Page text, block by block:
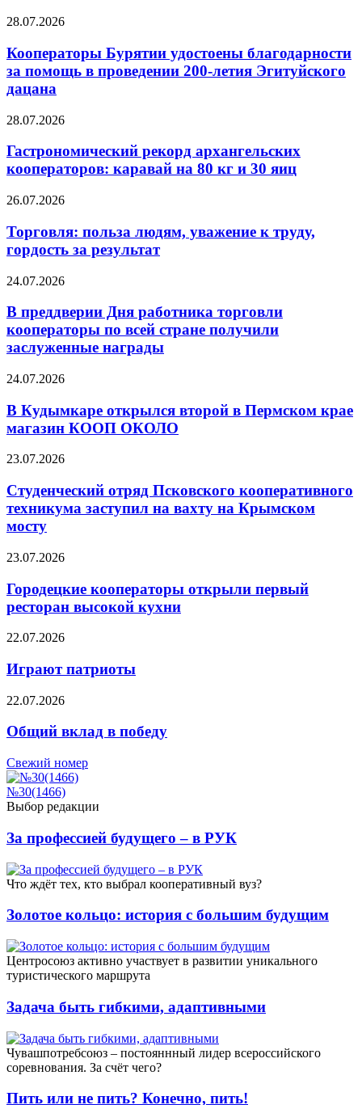
28.07.2026
Кооператоры Бурятии удостоены благодарности
за помощь в проведении 200-летия Эгитуйского
дацана
28.07.2026
Гастрономический рекорд архангельских
кооператоров: каравай на 80 кг и 30 яиц
26.07.2026
Торговля: польза людям, уважение к труду,
гордость за результат
24.07.2026
В преддверии Дня работника торговли
кооператоры по всей стране получили
заслуженные награды
24.07.2026
В Кудымкаре открылся второй в Пермском крае
магазин КООП ОКОЛО
23.07.2026
Студенческий отряд Псковского кооперативного
техникума заступил на вахту на Крымском
мосту
23.07.2026
Городецкие кооператоры открыли первый
ресторан высокой кухни
22.07.2026
Играют патриоты
22.07.2026
Общий вклад в победу
Свежий номер
№30(1466)
Выбор редакции
За профессией будущего – в РУК
Что ждёт тех, кто выбрал кооперативный вуз?
Золотое кольцо: история с большим будущим
Центросоюз активно участвует в развитии уникального
туристического маршрута
Задача быть гибкими, адаптивными
Чувашпотребсоюз – постояннный лидер всероссийского
соревнования. За счёт чего?
Пить или не пить? Конечно, пить!